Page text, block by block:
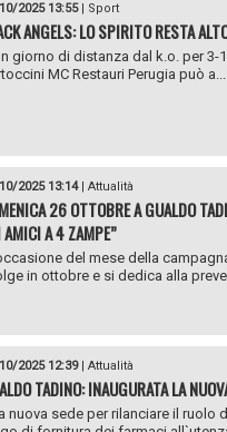
2025 13:55| Sport
ANGELS: LO SPIRITO RESTA
giorno di distanza dal k.o. per 3-
MC Restauri Perugia può a...
2025 13:14| Attualità
26 OTTOBRE A GUALDO
AMICI A 4 ZAMPE”
del mese della
in ottobre e si dedica alla
2025 12:39| Attualità
TADINO: INAUGURATA LA
nuova sede per rilanciare il ruolo